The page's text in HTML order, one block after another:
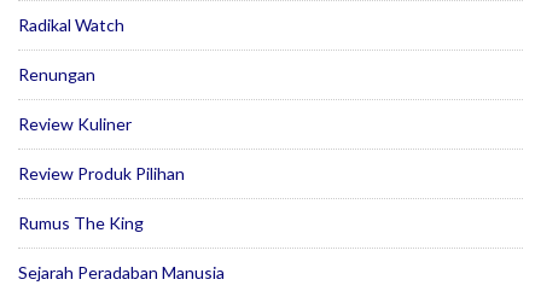
Radikal Watch
Renungan
Review Kuliner
Review Produk Pilihan
Rumus The King
Sejarah Peradaban Manusia